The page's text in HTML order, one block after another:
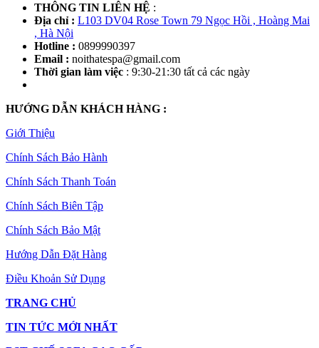
THÔNG TIN LIÊN HỆ :
Địa chỉ : L103 DV04 Rose Town 79 Ngọc Hồi , Hoàng Mai
, Hà Nội
Hotline : 0899990397
Email : noithatespa@gmail.com
Thời gian làm việc : 9:30-21:30 tất cả các ngày
HƯỚNG DẪN KHÁCH HÀNG :
Giới Thiệu
Chính Sách Bảo Hành
Chính Sách Thanh Toán
Chính Sách Biên Tập
Chính Sách Bảo Mật
Hướng Dẫn Đặt Hàng
Điều Khoản Sử Dụng
TRANG CHỦ
TIN TỨC MỚI NHẤT